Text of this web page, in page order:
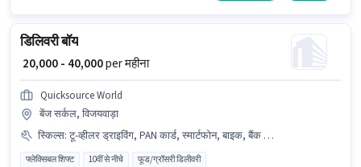
डिलिवरी बॉय
₹ 20,000 - 40,000per महीना
Quicksource World
बेंज सर्कल, विजयवाड़ा
स्किल्स: टू-व्हीलर ड्राइविंग, PAN कार्ड, स्मार्टफोन, बाइक, बैंक अकाउंट, आधार कार्ड, 2-व्हीलर ड्राइविंग लाइसेंस
फ्लेक्सिबल शिफ्ट 10वीं से नीचे फूड/ग्रॉसरी डिलीवरी